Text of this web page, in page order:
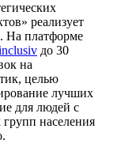
реализует
На платформе
до 30
на
целью
лучших
для людей с
населения